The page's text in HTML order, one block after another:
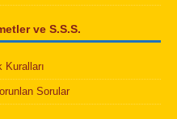
ve S.S.S.
Sorular